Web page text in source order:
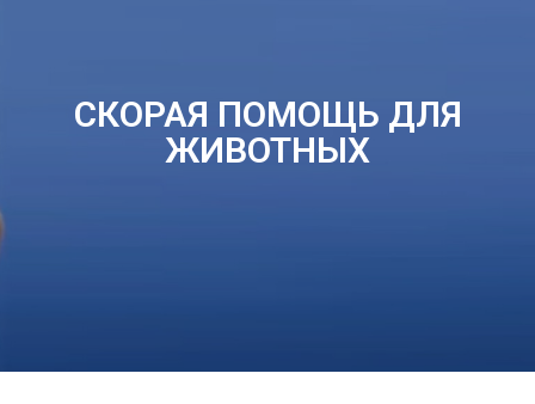
СКОРАЯ ПОМОЩЬ ДЛЯ
ЖИВОТНЫХ